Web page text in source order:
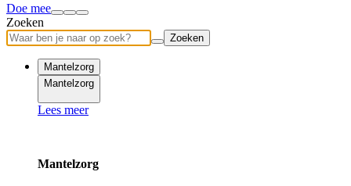
Doe mee
Zoeken
Zoeken
Mantelzorg
Mantelzorg
Lees meer
Mantelzorg